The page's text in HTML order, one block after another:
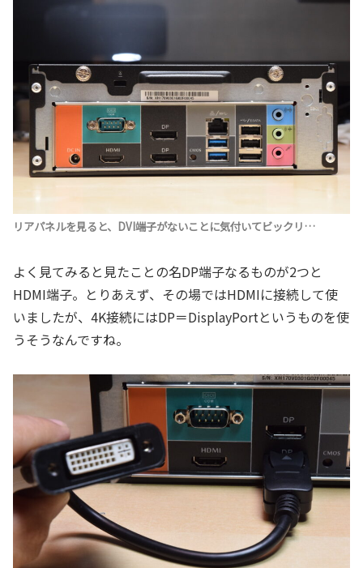
リアパネルを見ると、DVI端子がないことに気付いてビックリ…
よく見てみると見たことの名DP端子なるものが2つと
HDMI端子。とりあえず、その場ではHDMIに接続して使
いましたが、4K接続にはDP＝DisplayPortというものを使
うそうなんですね。